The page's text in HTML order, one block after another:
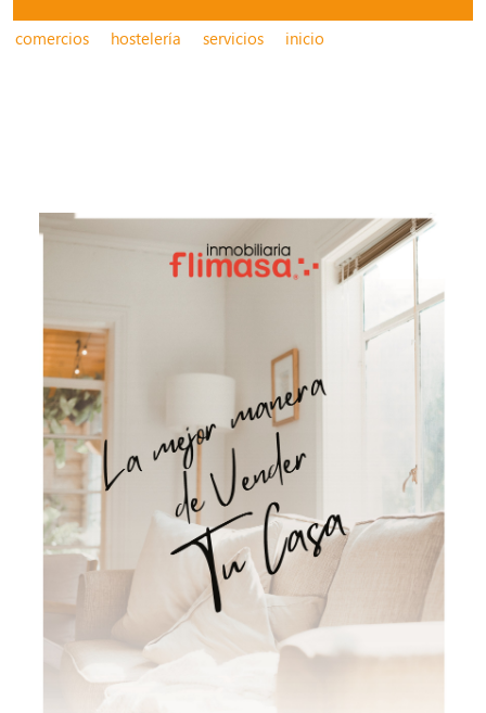
comercios hostelería servicios inicio